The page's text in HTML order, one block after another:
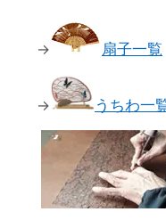
→ 扇子一覧
→ うちわ一